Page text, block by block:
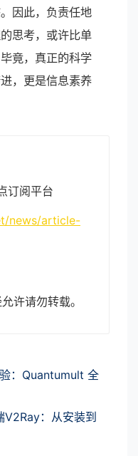
因此，负责任地
思考，或许比单
竟，真正的科学
，更是信息素养
订阅平台
news/article-
许请勿转载。
：Quantumult 全
：从安装到